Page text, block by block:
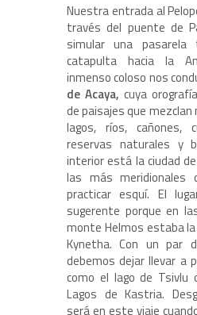
Nuestra entrada al
través del puente de
simular una
catapulta hacia la
inmenso coloso nos
de Acaya, cuya
de paisajes que
lagos, ríos, cañones,
reservas naturales y
interior está la ciudad de
las más meridionales
practicar esquí. El
sugerente porque en
monte Helmos estaba
Kynetha. Con un par
debemos dejar llevar a
como el lago de Tsivlu
Lagos de Kastria.
será en este viaje